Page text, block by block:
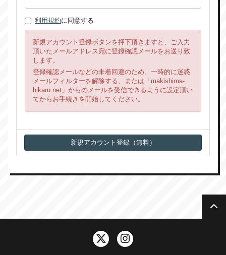
利用規約に同意する
新規アカウント登録ボタンを押下頂きますと、ご入力
頂いたメールアドレス宛に登録確認メールをお送り致
します。
登録確認メールなどの未着回避のため、一時的に迷惑
メールフィルターを解除する、または「makishima-
hikaru.net」からのメールを受信できるように設定頂い
てからお手続きを開始してください。